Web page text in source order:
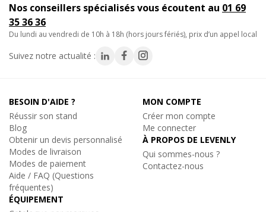
- Dimensions (W x H x D) : 58 x 102 x 15.5 mm
- Poids : 105 Gr
T
276€ TTC
En stock, livré sous quelques jours
Réf. 19158
Televic Conference
TG L58, Système audio pour visite guidée
Micro cravate pour émetteur Unit TP
149€
Nos conseillers spécialisés vous écoutent au 01 69
35 36 36
du lundi au vendredi de 10h à 18h (hors jours fériés), prix d’un appel local
Suivez notre actualité :
BESOIN D'AIDE ?
Réussir son stand
Blog
Obtenir un devis personnalisé
Modes de livraison
Modes de paiement
Aide / FAQ (Questions
fréquentes)
ÉQUIPEMENT
MON COMPTE
Créer mon compte
Me connecter
À PROPOS DE LEVENLY
Qui sommes-nous ?
Contactez-nous